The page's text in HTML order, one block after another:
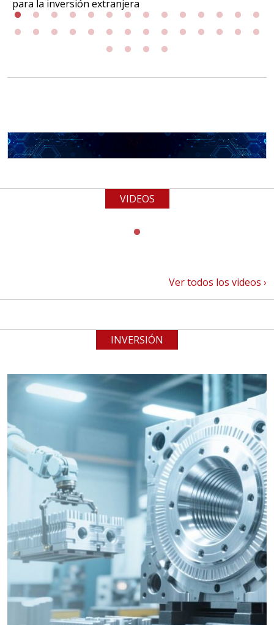
para la inversión extranjera
VIDEOS
Ver todos los videos ›
INVERSIÓN